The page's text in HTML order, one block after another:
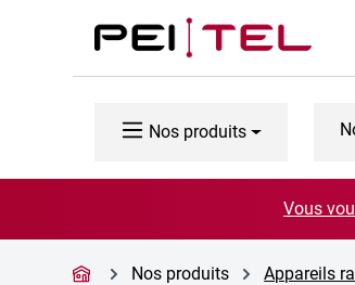
au contenu principal
Passer à la recherche
Passer à la navigation principale
Nos produits
Vous
Nos produits Appareils